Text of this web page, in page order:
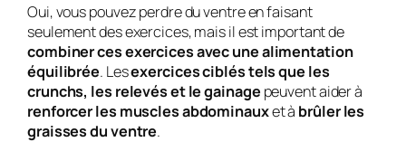
Oui, vous pouvez perdre du ventre en faisant
seulement des exercices, mais il est important de
combiner ces exercices avec une alimentation
équilibrée. Lesexercices ciblés tels que les
crunchs, les relevés et le gainage peuvent aider à
renforcer les muscles abdominauxet à brûler les
graisses du ventre.